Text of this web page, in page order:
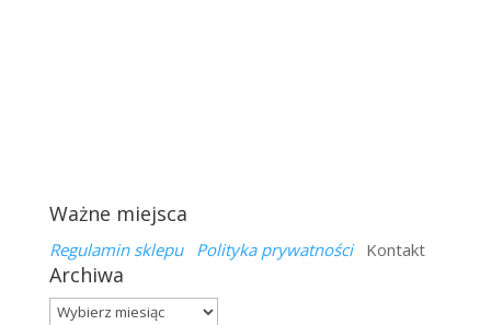
Ważne miejsca
Regulamin sklepu Polityka prywatnościKontakt
Archiwa
Archiwa